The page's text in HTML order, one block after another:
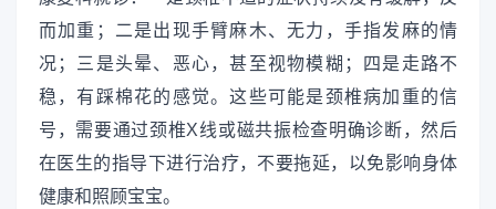
而加重；二是出现手臂麻木、无力，手指发麻的情
况；三是头晕、恶心，甚至视物模糊；四是走路不
稳，有踩棉花的感觉。这些可能是颈椎病加重的信
号，需要通过颈椎X线或磁共振检查明确诊断，然后
在医生的指导下进行治疗，不要拖延，以免影响身体
健康和照顾宝宝。